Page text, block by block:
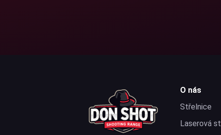
O nás
Střelnice
Laserová